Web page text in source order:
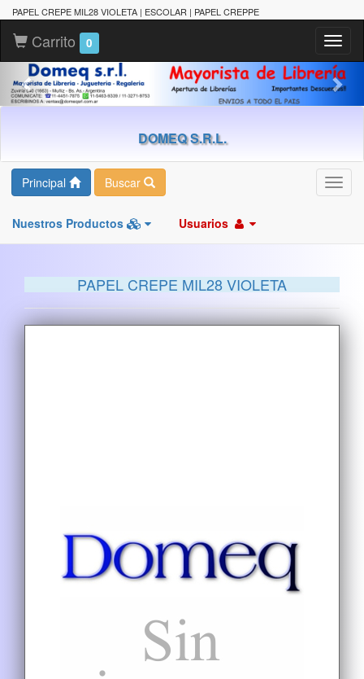
PAPEL CREPE MIL28 VIOLETA | ESCOLAR | PAPEL CREPPE
Carrito 0
DOMEQ S.R.L.
Principal Buscar
Nuestros Productos Usuarios
PAPEL CREPE MIL28 VIOLETA